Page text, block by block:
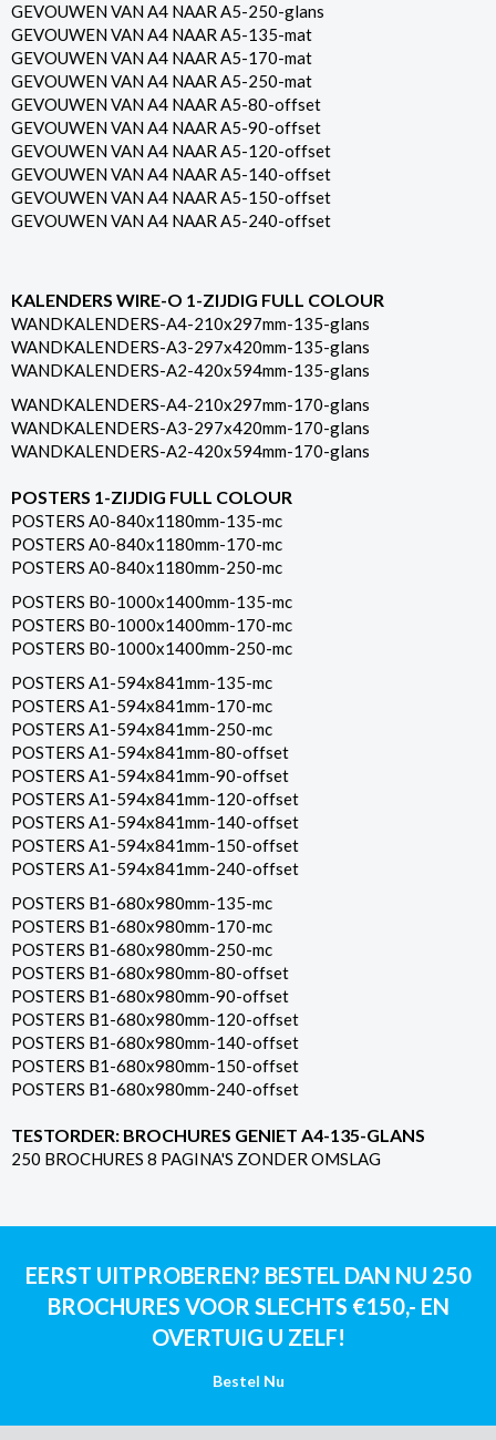
GEVOUWEN VAN A4 NAAR A5-250-glans
GEVOUWEN VAN A4 NAAR A5-135-mat
GEVOUWEN VAN A4 NAAR A5-170-mat
GEVOUWEN VAN A4 NAAR A5-250-mat
GEVOUWEN VAN A4 NAAR A5-80-offset
GEVOUWEN VAN A4 NAAR A5-90-offset
GEVOUWEN VAN A4 NAAR A5-120-offset
GEVOUWEN VAN A4 NAAR A5-140-offset
GEVOUWEN VAN A4 NAAR A5-150-offset
GEVOUWEN VAN A4 NAAR A5-240-offset
KALENDERS WIRE-O 1-ZIJDIG FULL COLOUR
WANDKALENDERS-A4-210x297mm-135-glans
WANDKALENDERS-A3-297x420mm-135-glans
WANDKALENDERS-A2-420x594mm-135-glans
WANDKALENDERS-A4-210x297mm-170-glans
WANDKALENDERS-A3-297x420mm-170-glans
WANDKALENDERS-A2-420x594mm-170-glans
POSTERS 1-ZIJDIG FULL COLOUR
POSTERS A0-840x1180mm-135-mc
POSTERS A0-840x1180mm-170-mc
POSTERS A0-840x1180mm-250-mc
POSTERS B0-1000x1400mm-135-mc
POSTERS B0-1000x1400mm-170-mc
POSTERS B0-1000x1400mm-250-mc
POSTERS A1-594x841mm-135-mc
POSTERS A1-594x841mm-170-mc
POSTERS A1-594x841mm-250-mc
POSTERS A1-594x841mm-80-offset
POSTERS A1-594x841mm-90-offset
POSTERS A1-594x841mm-120-offset
POSTERS A1-594x841mm-140-offset
POSTERS A1-594x841mm-150-offset
POSTERS A1-594x841mm-240-offset
POSTERS B1-680x980mm-135-mc
POSTERS B1-680x980mm-170-mc
POSTERS B1-680x980mm-250-mc
POSTERS B1-680x980mm-80-offset
POSTERS B1-680x980mm-90-offset
POSTERS B1-680x980mm-120-offset
POSTERS B1-680x980mm-140-offset
POSTERS B1-680x980mm-150-offset
POSTERS B1-680x980mm-240-offset
TESTORDER: BROCHURES GENIET A4-135-GLANS
250 BROCHURES 8 PAGINA'S ZONDER OMSLAG
EERST UITPROBEREN? BESTEL DAN NU 250
BROCHURES VOOR SLECHTS €150,- EN
OVERTUIG U ZELF!
Bestel Nu